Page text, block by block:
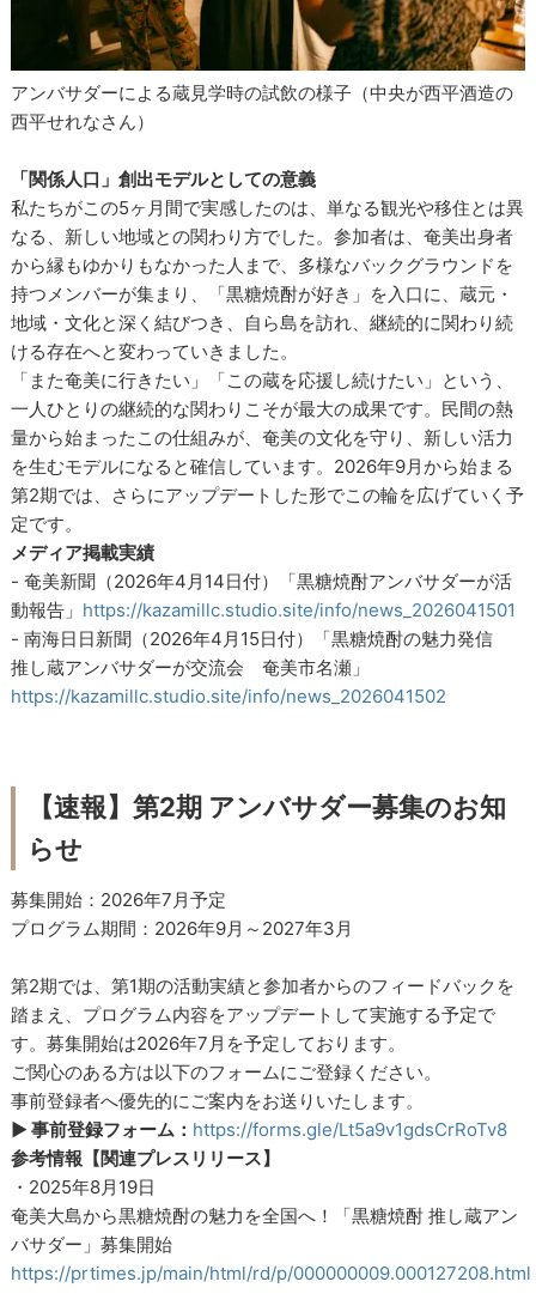
アンバサダーによる蔵見学時の試飲の様子（中央が西平酒造の
西平せれなさん）
「関係人口」創出モデルとしての意義
私たちがこの5ヶ月間で実感したのは、単なる観光や移住とは異
なる、新しい地域との関わり方でした。参加者は、奄美出身者
から縁もゆかりもなかった人まで、多様なバックグラウンドを
持つメンバーが集まり、「黒糖焼酎が好き」を入口に、蔵元・
地域・文化と深く結びつき、自ら島を訪れ、継続的に関わり続
ける存在へと変わっていきました。
「また奄美に行きたい」「この蔵を応援し続けたい」という、
一人ひとりの継続的な関わりこそが最大の成果です。民間の熱
量から始まったこの仕組みが、奄美の文化を守り、新しい活力
を生むモデルになると確信しています。2026年9月から始まる
第2期では、さらにアップデートした形でこの輪を広げていく予
定です。
メディア掲載実績
- 奄美新聞（2026年4月14日付）「黒糖焼酎アンバサダーが活
動報告」 https://kazamillc.studio.site/info/news_2026041501
- 南海日日新聞（2026年4月15日付）「黒糖焼酎の魅力発信
推し蔵アンバサダーが交流会 奄美市名瀬」
https://kazamillc.studio.site/info/news_2026041502
【速報】第2期 アンバサダー募集のお知
らせ
募集開始：2026年7月予定
プログラム期間：2026年9月～2027年3月
第2期では、第1期の活動実績と参加者からのフィードバックを
踏まえ、プログラム内容をアップデートして実施する予定で
す。募集開始は2026年7月を予定しております。
ご関心のある方は以下のフォームにご登録ください。
事前登録者へ優先的にご案内をお送りいたします。
▶ 事前登録フォーム： https://forms.gle/Lt5a9v1gdsCrRoTv8
参考情報【関連プレスリリース】
・2025年8月19日
奄美大島から黒糖焼酎の魅力を全国へ！「黒糖焼酎 推し蔵アン
バサダー」募集開始
https://prtimes.jp/main/html/rd/p/000000009.000127208.html